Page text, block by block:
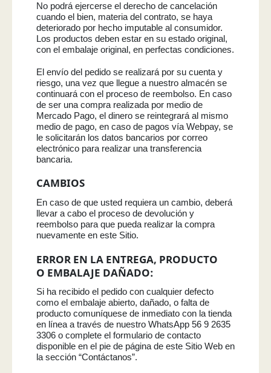
No podrá ejercerse el derecho de cancelación
cuando el bien, materia del contrato, se haya
deteriorado por hecho imputable al consumidor.
Los productos deben estar en su estado original,
con el embalaje original, en perfectas condiciones.
El envío del pedido se realizará por su cuenta y
riesgo, una vez que llegue a nuestro almacén se
continuará con el proceso de reembolso. En caso
de ser una compra realizada por medio de
Mercado Pago, el dinero se reintegrará al mismo
medio de pago, en caso de pagos vía Webpay, se
le solicitarán los datos bancarios por correo
electrónico para realizar una transferencia
bancaria.
CAMBIOS
En caso de que usted requiera un cambio, deberá
llevar a cabo el proceso de devolución y
reembolso para que pueda realizar la compra
nuevamente en este Sitio.
ERROR EN LA ENTREGA, PRODUCTO
O EMBALAJE DAÑADO:
Si ha recibido el pedido con cualquier defecto
como el embalaje abierto, dañado, o falta de
producto comuníquese de inmediato con la tienda
en línea a través de nuestro WhatsApp 56 9 2635
3306 o complete el formulario de contacto
disponible en el pie de página de este Sitio Web en
la sección “Contáctanos”.